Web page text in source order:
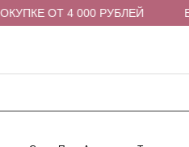
ОТ 4 000 РУБЛЕЙ